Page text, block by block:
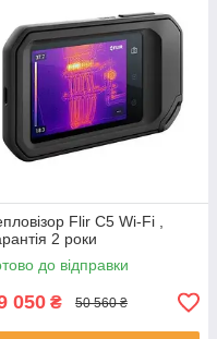
Flir C5 Wi-Fi ,
2 роки
до відправки
050 ₴ 50 560 ₴